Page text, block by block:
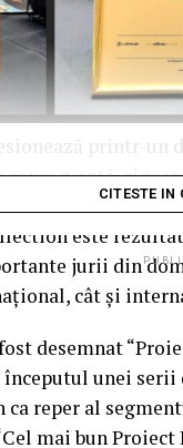
printr-un
consecvență,
echivoc, celei de-a
este
jurii din
cât și
desemnat
unei serii
reper al
mai bun
CITESTE IN